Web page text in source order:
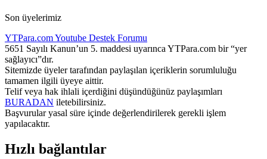
Son üyelerimiz
YTPara.comYoutube Destek Forumu
5651 Sayılı Kanun’un 5. maddesi uyarınca YTPara.com bir “yer
sağlayıcı”dır.
Sitemizde üyeler tarafından paylaşılan içeriklerin sorumluluğu
tamamen ilgili üyeye aittir.
Telif veya hak ihlali içerdiğini düşündüğünüz paylaşımları
BURADAN iletebilirsiniz.
Başvurular yasal süre içinde değerlendirilerek gerekli işlem
yapılacaktır.
Hızlı bağlantılar